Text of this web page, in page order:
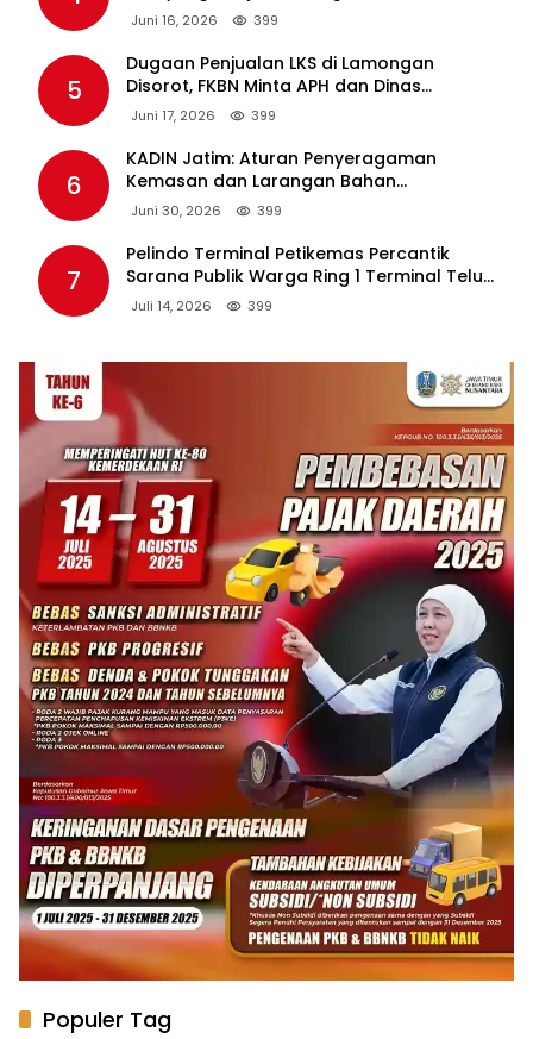
6
KADIN Jatim: Aturan Penyeragaman
Tambahan Berpotensi Ganggu Industri
Tembakau
Juni 30, 2026 399
7
Pelindo Terminal Petikemas Percantik
Lamong Lewat Program TJSL
Juli 14, 2026 399
Populer Tag
Khofifah Indar Parawansa
Pertamina Patra Niaga
KPK